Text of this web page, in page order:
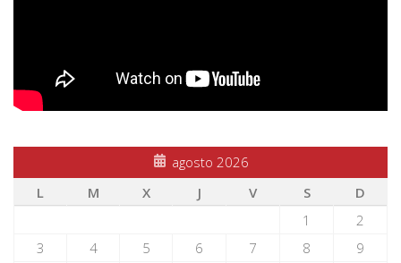
agosto 2026
L
M X J V S
D
1
2
3
4 5 6 7 8
9